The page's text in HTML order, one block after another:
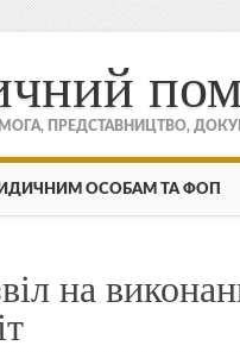
ПРЕДСТАВНИЦТВО,
ОСОБАМ ТА ФОП
на